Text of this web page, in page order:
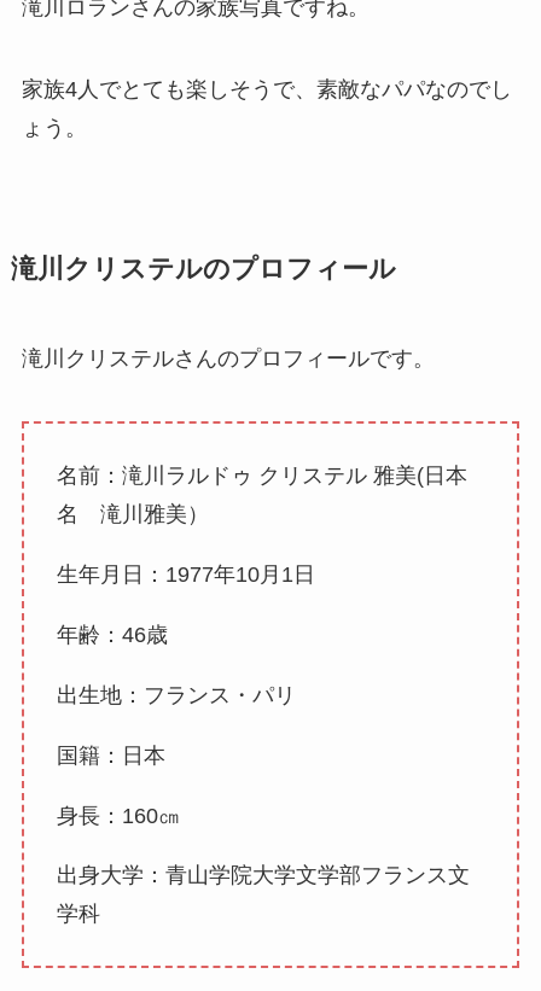
滝川ロランさんの家族写真ですね。
家族4人でとても楽しそうで、素敵なパパなのでし
ょう。
滝川クリステルのプロフィール
滝川クリステルさんのプロフィールです。
名前：滝川ラルドゥ クリステル 雅美(日本
名 滝川雅美）
生年月日：1977年10月1日
年齢：46歳
出生地：フランス・パリ
国籍：日本
身長：160㎝
出身大学：青山学院大学文学部フランス文
学科